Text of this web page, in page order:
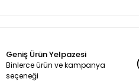
Geniş Ürün Yelpazesi
Binlerce ürün ve kampanya
seçeneği